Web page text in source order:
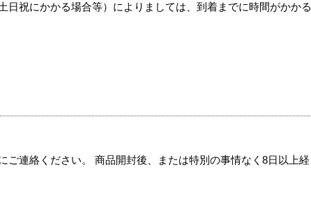
祝にかかる場合等）によりましては、到着までに時間がかかる
連絡ください。 商品開封後、または特別の事情なく8日以上経